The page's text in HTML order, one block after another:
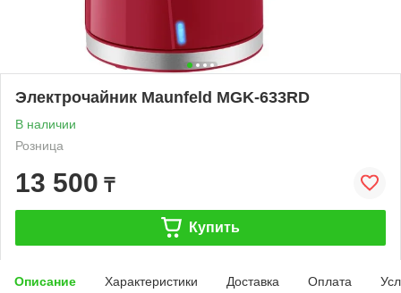
Электрочайник Maunfeld MGK-633RD
В наличии
Розница
13 500 ₸
Купить
Описание Характеристики Доставка Оплата